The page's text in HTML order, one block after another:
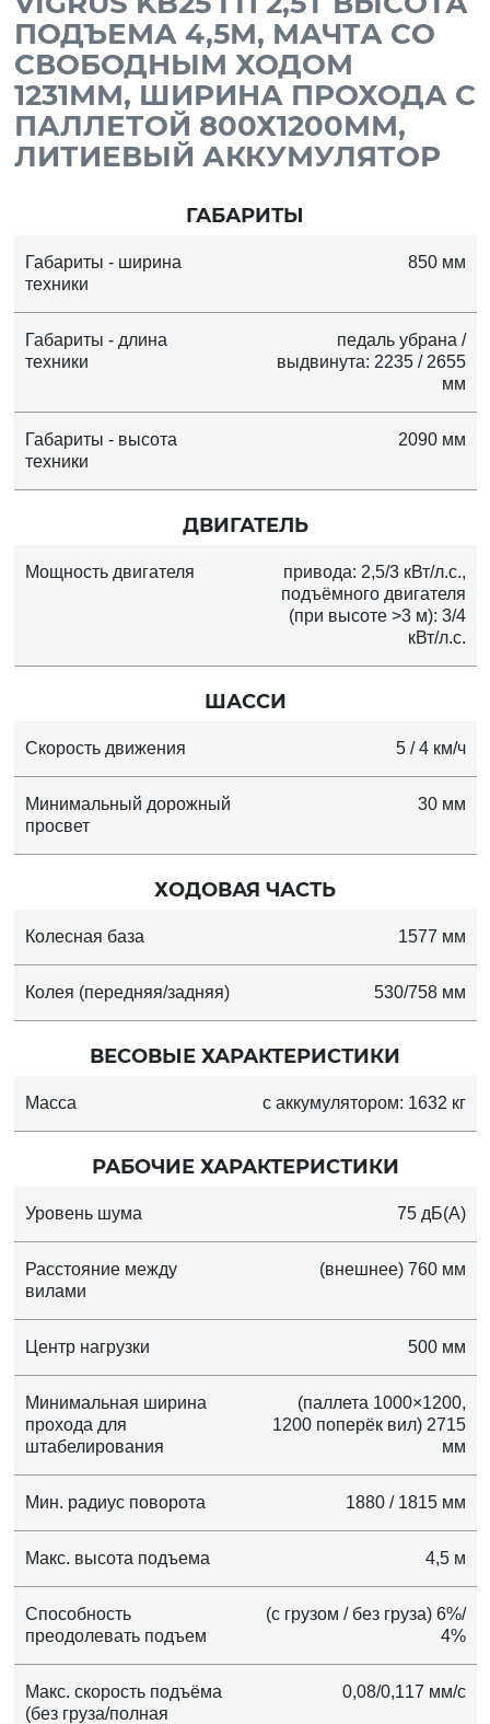
ПОДЪЕМА 4,5М, МАЧТА СО
СВОБОДНЫМ ХОДОМ
1231ММ, ШИРИНА ПРОХОДА С
ПАЛЛЕТОЙ 800Х1200ММ,
ЛИТИЕВЫЙ АККУМУЛЯТОР
ГАБАРИТЫ
Габариты - ширина
техники
850 мм
Габариты - длина
техники
педаль убрана /
выдвинута: 2235 / 2655
мм
Габариты - высота
техники
2090 мм
ДВИГАТЕЛЬ
Мощность двигателя
привода: 2,5/3 кВт/л.с.,
подъёмного двигателя
(при высоте >3 м): 3/4
кВт/л.с.
ШАССИ
Скорость движения 5 / 4 км/ч
Минимальный дорожный
просвет
30 мм
ХОДОВАЯ ЧАСТЬ
Колесная база 1577 мм
Колея (передняя/задняя) 530/758 мм
ВЕСОВЫЕ ХАРАКТЕРИСТИКИ
Масса с аккумулятором: 1632 кг
РАБОЧИЕ ХАРАКТЕРИСТИКИ
Уровень шума 75 дБ(А)
Расстояние между
вилами
(внешнее) 760 мм
Центр нагрузки 500 мм
Минимальная ширина
прохода для
штабелирования
(паллета 1000×1200,
1200 поперёк вил) 2715
мм
Мин. радиус поворота 1880 / 1815 мм
Макс. высота подъема 4,5 м
Способность
преодолевать подъем
(с грузом / без груза) 6%/
4%
Макс. скорость подъёма
(без груза/полная
0,08/0,117 мм/с